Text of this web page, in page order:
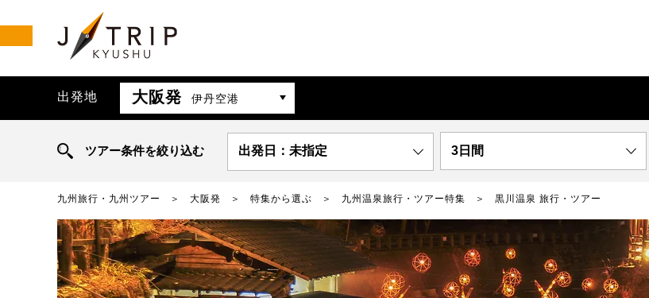
出発地 大阪発 伊丹空港
ツアー条件を絞り込む 出発日：未指定 3日間
九州旅行・九州ツアー 大阪発 特集から選ぶ 九州温泉旅行・ツアー特集 黒川温泉 旅行・ツアー